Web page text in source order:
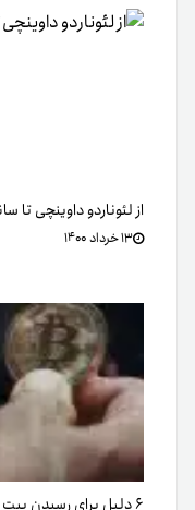
از لئوناردو داوینچی تا
۱۳ خرداد ۱۴۰۰
۶ دلیل برای رسیدن بیت کوین به ۱۰۰هزار دلار تا سال ۲۰۲۵